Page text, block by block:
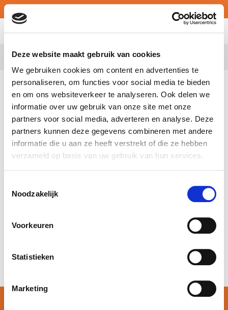
Deze website maakt gebruik van cookies
We gebruiken cookies om content en advertenties te
personaliseren, om functies voor social media te bieden
en om ons websiteverkeer te analyseren. Ook delen we
informatie over uw gebruik van onze site met onze
partners voor social media, adverteren en analyse. Deze
partners kunnen deze gegevens combineren met andere
informatie die u aan ze heeft verstrekt of die ze hebben
verzameld op basis van uw gebruik van hun services.
Noodzakelijk
Voorkeuren
Statistieken
Marketing
MY ATALIAN
Belgium
After obtaining a master’s
degree in finance and a first
work experience as internal
auditor at KPMG, Sarah joins
Anderlecht, as Junior
Enjoy your new challenge,
Sarah!